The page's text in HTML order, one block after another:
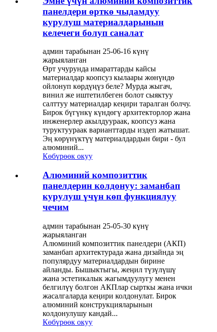
панелдери өрткө чыдамдуу
курулуш материалдарынын
келечеги болуп саналат
админ тарабынан 25-06-16 күнү
жарыяланган
Өрт учурунда имараттарды кайсы
материалдар коопсуз кылаары жөнүндө
ойлонуп көрдүңүз беле? Мурда жыгач,
винил же иштетилбеген болот сыяктуу
салттуу материалдар кеңири таралган болчу.
Бирок бүгүнкү күндөгү архитекторлор жана
инженерлер акылдуураак, коопсуз жана
туруктуураак варианттарды издеп жатышат.
Эң көрүнүктүү материалдардын бири - бул
алюминий...
Көбүрөөк окуу
Алюминий композиттик
панелдерин колдонуу: заманбап
курулуш үчүн көп функциялуу
чечим
админ тарабынан 25-05-30 күнү
жарыяланган
Алюминий композиттик панелдери (АКП)
заманбап архитектурада жана дизайнда эң
популярдуу материалдардын бирине
айланды. Бышыктыгы, жеңил түзүлүшү
жана эстетикалык жагымдуулугу менен
белгилүү болгон АКПлар сырткы жана ички
жасалгаларда кеңири колдонулат. Бирок
алюминий конструкцияларынын
колдонулушу кандай...
Көбүрөөк окуу